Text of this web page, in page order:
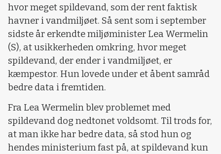
hvor meget spildevand, som der rent faktisk
havner i vandmiljøet. Så sent som i september
sidste år erkendte miljøminister Lea Wermelin
(S), at usikkerheden omkring, hvor meget
spildevand, der ender i vandmiljøet, er
kæmpestor. Hun lovede under et åbent samråd
bedre data i fremtiden.
Fra Lea Wermelin blev problemet med
spildevand dog nedtonet voldsomt. Til trods for,
at man ikke har bedre data, så stod hun og
hendes ministerium fast på, at spildevand kun